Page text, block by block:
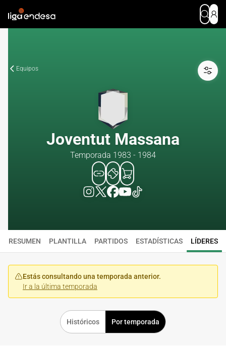
Equipos
Joventut Massana
Temporada 1983 - 1984
RESUMEN PLANTILLA PARTIDOS ESTADÍSTICAS LÍDERES
Estás consultando una temporada anterior.
Ir a la última temporada
Históricos Por temporada